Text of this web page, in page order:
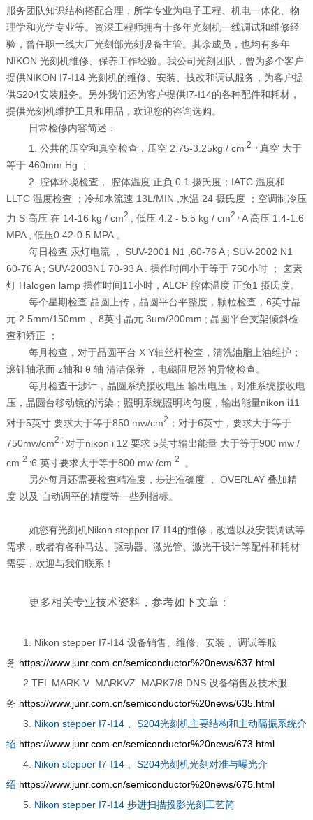
服务团队知识结构搭配合理，所学专业为电子工程、机电一体化、物
理学和光学专业等。资深工程师拥有十多年光刻机一线调试和维修经
验，曾任职一线大厂光刻部光刻设备主管。其余成员，也均有多年
NIKON 光刻机维修、保养工作经验。我公司光刻团队，曾为多个客户
提供NIKON I7-I14 光刻机的维修、安装、技改和调试服务，为客户提
供S204安装服务。另外我们还为客户提供I7-I14的各种配件和耗材，
提供光刻机维护工具和用品，欢迎您的咨询选购。
日常检修内容简述：
1. 公共的压空和真空检查，压空 2.75-3.25kg / cm 2 , 真空 大于
等于 460mm Hg ;
2. 腔体环境检查， 腔体温度 正负 0.1 摄氏度；IATC 温度和
LLTC 温度检查 ；冷却水流速 13L/MIN ,水温 24 摄氏度 ；空调制冷压
力 S 高压 在 14-16 kg / cm2 , 低压 4.2 - 5.5 kg / cm2 , A 高压 1.4-1.6
MPA , 低压0.42-0.5 MPA 。
每日检查 汞灯电流 ， SUV-2001 N1 ,60-76 A ; SUV-2002 N1
60-76 A ; SUV-2003N1 70-93 A . 操作时间小于等于 750小时 ； 卤素
灯 Halogen lamp 操作时间11小时，ALCP 腔体温度 正负1 摄氏度。
每个星期检查 晶圆上传，晶圆平台平整度，颗粒检查，6英寸晶
元 2.5mm/150mm 、8英寸晶元 3um/200mm ; 晶圆平台支架倾斜检
查和矫正 ；
每月检查，对于晶圆平台 X Y轴丝杆检查，清洗油脂上油维护；
滚针轴承面 z轴和 θ 轴 清洁保养 ，电磁阻尼器的异物检查。
每月检查干涉计，晶圆系统接收电压 输出电压，对准系统接收电
压，晶圆台移动镜的污染；照明系统照明均匀度，输出能量nikon i11
对于5英寸 要求大于等于850 mw/cm2 ；对于6英寸，要求大于等于
750mw/cm2 ; 对于nikon i 12 要求 5英寸输出能量 大于等于900 mw /
cm 2 ,6 英寸要求大于等于800 mw /cm 2
。
另外每月还需要检查精准度，步进准确度 ， OVERLAY 叠加精
度 以及 自动调平的精度等一些列指标。
如您有光刻机Nikon stepper I7-I14的维修，改造以及安装调试等
需求，或者有各种马达、驱动器、激光管、激光干设计等配件和耗材
需要，欢迎与我们联系！
更多相关专业技术资料，参考如下文章：
1. Nikon stepper I7-I14 设备销售、维修、安装 、调试等服
务 https://www.junr.com.cn/semiconductor%20news/637.html
2.TEL MARK-V MARKVZ MARK7/8 DNS 设备销售及技术服
务 https://www.junr.com.cn/semiconductor%20news/635.html
3. Nikon stepper I7-I14 、S204光刻机主要结构和主动隔振系统介
绍 https://www.junr.com.cn/semiconductor%20news/673.html
4. Nikon stepper I7-I14 、S204光刻机光刻对准与曝光介
绍 https://www.junr.com.cn/semiconductor%20news/675.html
5. Nikon stepper I7-I14 步进扫描投影光刻工艺简